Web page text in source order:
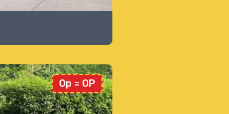
Op = OP